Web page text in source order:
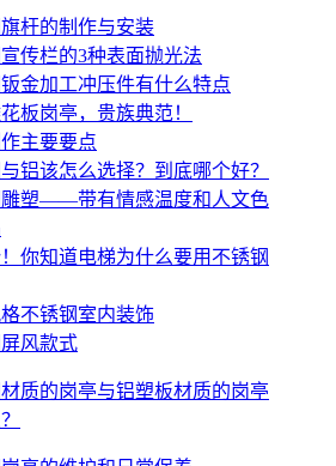
杆的制作与安装
传栏的3种表面抛光法
金加工冲压件有什么特点
板岗亭，贵族典范！
主要要点
铝该怎么选择？到底哪个好？
雕塑——带有情感温度和人文色
你知道电梯为什么要用不锈钢
不锈钢室内装饰
风款式
质的岗亭与铝塑板材质的岗亭